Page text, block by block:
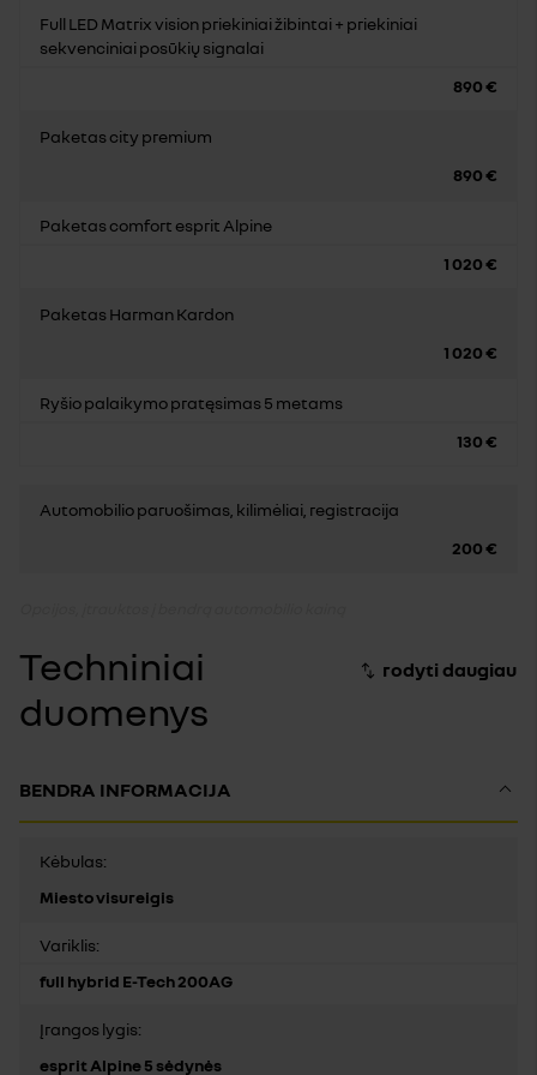
Full LED Matrix vision priekiniai žibintai + priekiniai
sekvenciniai posūkių signalai
890 €
Paketas city premium
890 €
Paketas comfort esprit Alpine
1 020 €
Paketas Harman Kardon
1 020 €
Ryšio palaikymo pratęsimas 5 metams
130 €
Automobilio paruošimas, kilimėliai, registracija
200 €
Techniniai
duomenys
BENDRA INFORMACIJA
Kėbulas:
Miesto visureigis
Variklis:
full hybrid E-Tech 200AG
Įrangos lygis:
esprit Alpine 5 sėdynės